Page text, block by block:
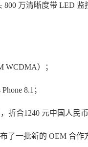
800 万清晰度带 LED
WCDMA）；
8.1；
折合1240 元中国人民币
了一批新的 OEM 合作